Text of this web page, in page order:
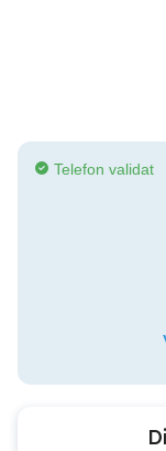
Telefon validat